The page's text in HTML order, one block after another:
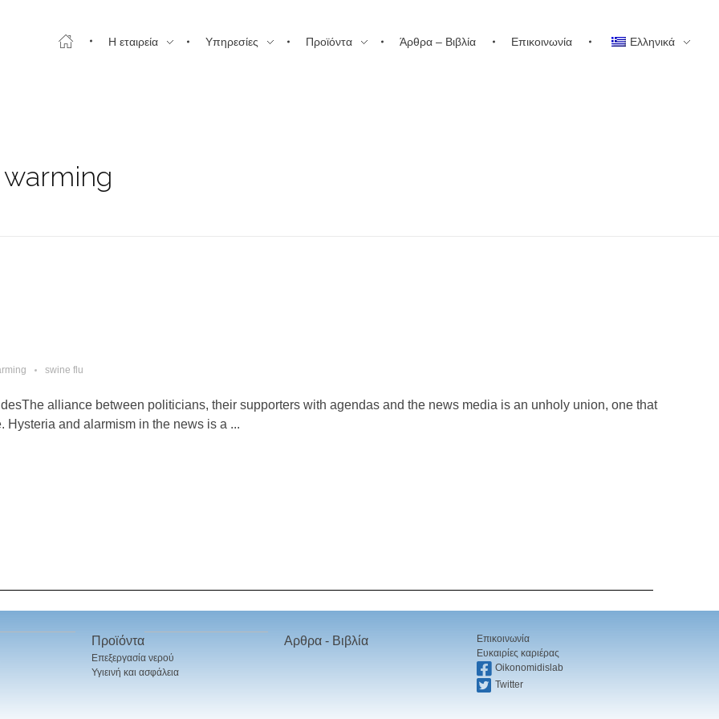
Η εταιρεία Υπηρεσίες Προϊόντα Άρθρα – Βιβλία Επικοινωνία Ελληνικά
swine flu
alliance between politicians, their supporters with agendas and the news media is an unholy union, one that
and alarmism in the news is a ...
Προϊόντα
Επεξεργασία νερού
Υγιεινή και ασφάλεια
Αρθρα - Βιβλία
Επικοινωνία
Ευκαιρίες καριέρας
Oikonomidislab
Twitter